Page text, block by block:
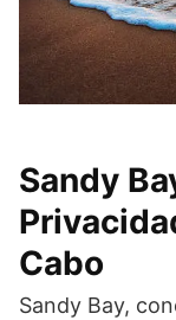
Sandy
Cabo
Sandy Bay,